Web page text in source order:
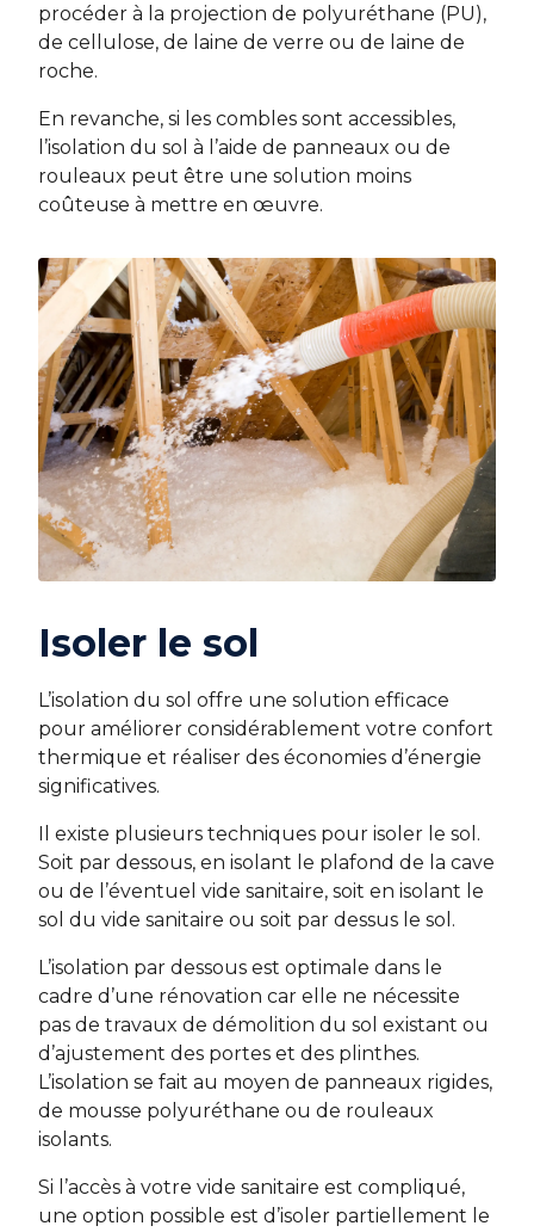
procéder à la projection de polyuréthane (PU),
de cellulose, de laine de verre ou de laine de
roche.
En revanche, si les combles sont accessibles,
l’isolation du sol à l’aide de panneaux ou de
rouleaux peut être une solution moins
coûteuse à mettre en œuvre.
Isoler le sol
L’isolation du sol offre une solution efficace
pour améliorer considérablement votre confort
thermique et réaliser des économies d’énergie
significatives.
Il existe plusieurs techniques pour isoler le sol.
Soit par dessous, en isolant le plafond de la cave
ou de l’éventuel vide sanitaire, soit en isolant le
sol du vide sanitaire ou soit par dessus le sol.
L’isolation par dessous est optimale dans le
cadre d’une rénovation car elle ne nécessite
pas de travaux de démolition du sol existant ou
d’ajustement des portes et des plinthes.
L’isolation se fait au moyen de panneaux rigides,
de mousse polyuréthane ou de rouleaux
isolants.
Si l’accès à votre vide sanitaire est compliqué,
une option possible est d’isoler partiellement le